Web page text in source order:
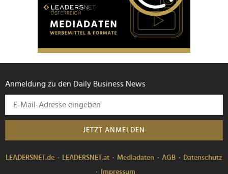
Anmeldung zu den Daily Business News
JETZT ANMELDEN
LEADERSNET.de LEADERSNET.at Mediadaten AGB
Datenschutz
Impressum